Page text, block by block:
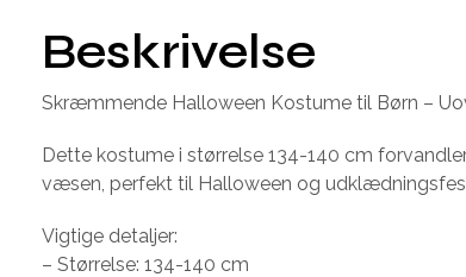
Beskrivelse
Skræmmende Halloween Kostume til Børn –
Dette kostume i størrelse 134-140 cm
væsen, perfekt til Halloween og
Vigtige detaljer:
– Størrelse: 134-140 cm